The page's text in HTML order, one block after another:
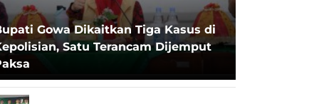
Gowa Dikaitkan Tiga Kasus di
Satu Terancam Dijemput